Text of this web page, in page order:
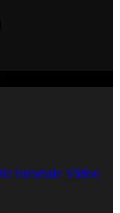
Tutoriale Video